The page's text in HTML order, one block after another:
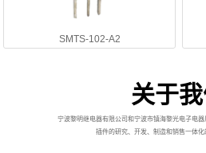
SMTS-102-A2
关于我
宁波黎明继电器有限公司和宁波市镇海黎光电子电
插件的研究、开发、制造和销售一体